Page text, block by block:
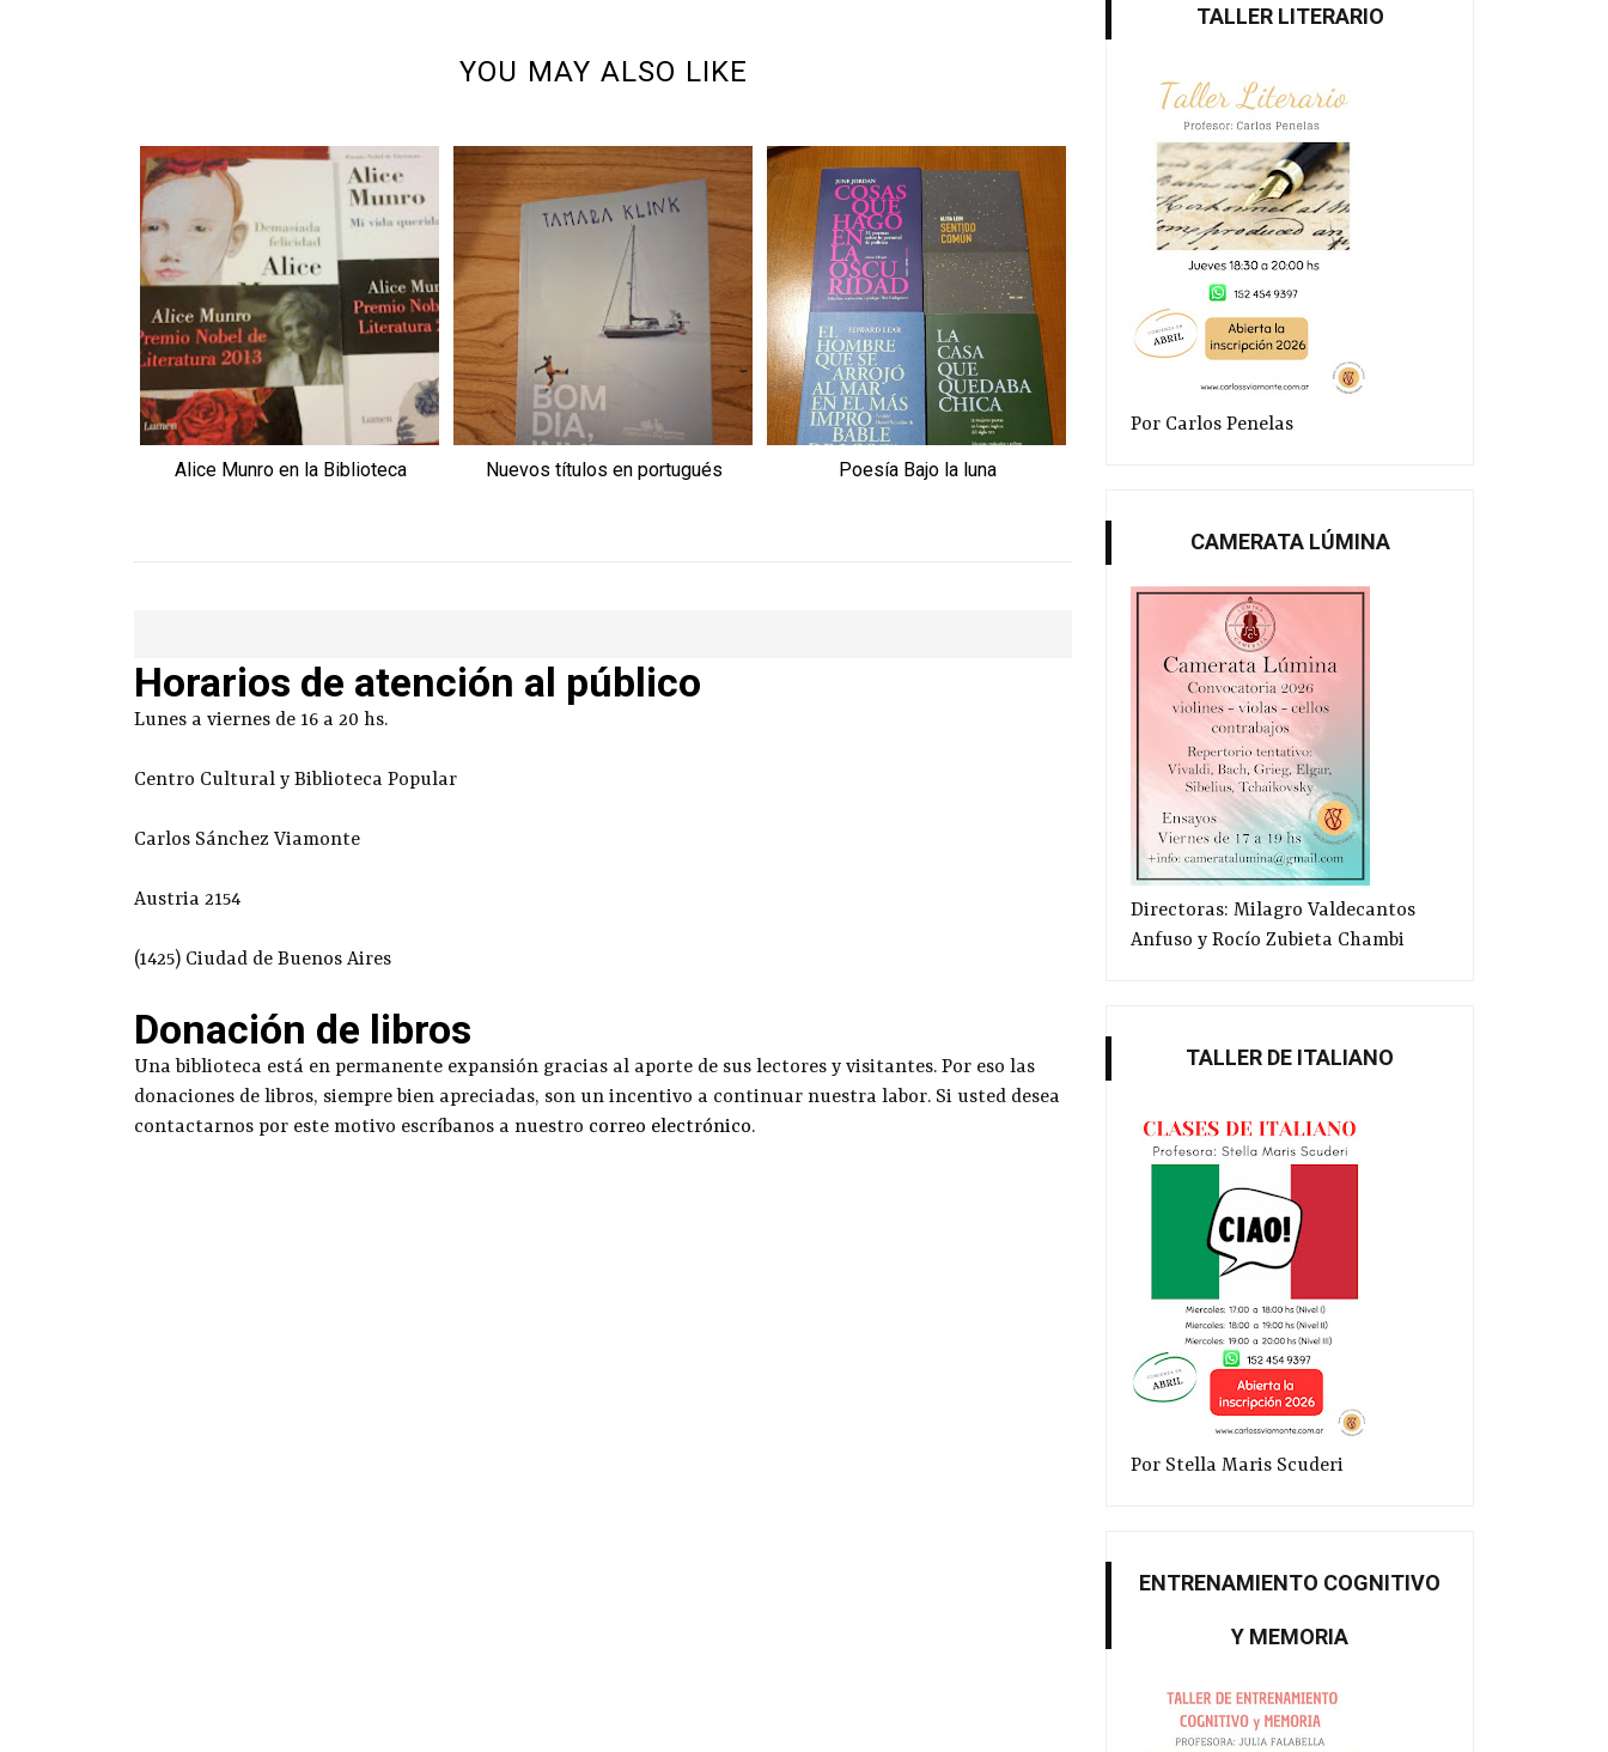
YOU MAY ALSO LIKE
Alice Munro en la Biblioteca Nuevos títulos en portugués Poesía Bajo la luna
Horarios de atención al público
Lunes a viernes de 16 a 20 hs.
Centro Cultural y Biblioteca Popular
Carlos Sánchez Viamonte
Austria 2154
(1425) Ciudad de Buenos Aires
Donación de libros
Una biblioteca está en permanente expansión gracias al aporte de sus lectores y visitantes. Por eso las
donaciones de libros, siempre bien apreciadas, son un incentivo a continuar nuestra labor. Si usted desea
contactarnos por este motivo escríbanos a nuestro correo electrónico.
TALLER LITERARIO
Por Carlos Penelas
CAMERATA LÚMINA
Directoras: Milagro Valdecantos
Anfuso y Rocío Zubieta Chambi
TALLER DE ITALIANO
Por Stella Maris Scuderi
ENTRENAMIENTO COGNITIVO
Y MEMORIA